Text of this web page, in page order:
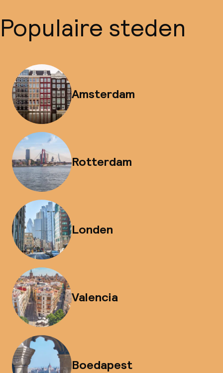
Populaire steden
Amsterdam
Rotterdam
Londen
Valencia
Boedapest